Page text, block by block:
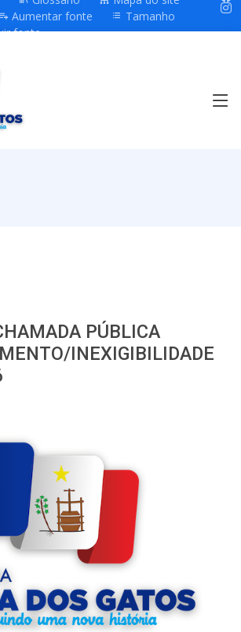
Aumentar fonte
Tamanho
fonte
PÚBLICA
INEXIGIBILIDADE